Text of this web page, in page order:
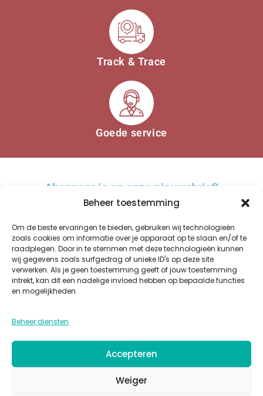
Beheer toestemming
Om de beste ervaringen te bieden, gebruiken wij technologieën
zoals cookies om informatie over je apparaat op te slaan en/of te
raadplegen. Door in te stemmen met deze technologieën kunnen
wij gegevens zoals surfgedrag of unieke ID's op deze site
verwerken. Als je geen toestemming geeft of jouw toestemming
intrekt, kan dit een nadelige invloed hebben op bepaalde functies
en mogelijkheden.
Beheer diensten
Accepteren
Weiger
Track & Trace
Goede service
Abonneer je op onze nieuwsbrief!
AANMELDEN
PRIVACYCOOKIES